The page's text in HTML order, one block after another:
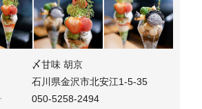
ったりです！
〆甘味 胡京
石川県金沢市北安江1-5-35
050-5258-2494